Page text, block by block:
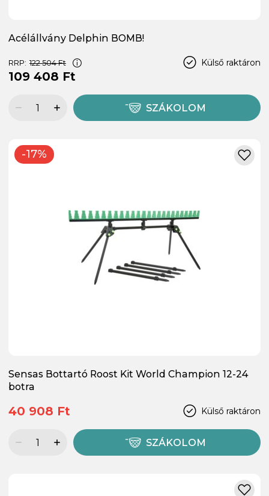
Acélállvány Delphin BOMB!
Külső raktáron
RRP: 122 504 Ft
109 408 Ft
SZÁKOLOM
-17%
Sensas Bottartó Roost Kit World Champion 12-24
botra
Külső raktáron
40 908 Ft
SZÁKOLOM